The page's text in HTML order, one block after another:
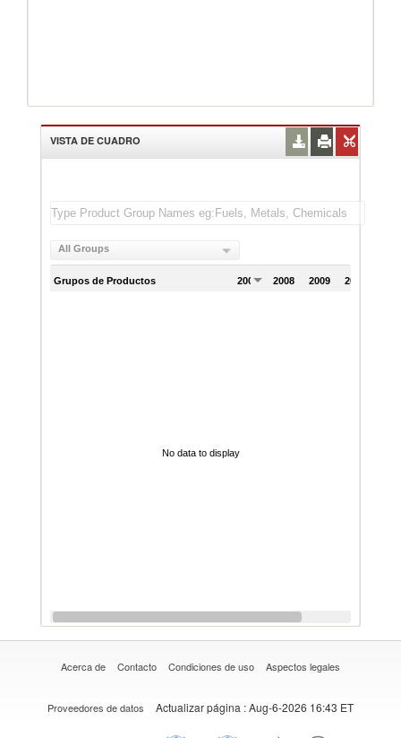
VISTA DE CUADRO
All Groups
Grupos de Productos 2007 2008 2009 2010
No data to display
Acerca de Contacto Condiciones de uso Aspectos legales
Proveedores de datos Actualizar página : Aug-6-2026 16:43 ET